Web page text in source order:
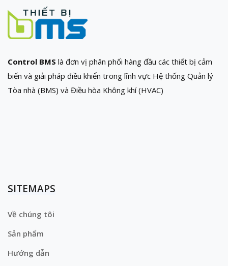
Control BMS là đơn vị phân phối hàng đầu các thiết bị cảm
biến và giải pháp điều khiển trong lĩnh vực Hệ thống Quản lý
Tòa nhà (BMS) và Điều hòa Không khí (HVAC)
SITEMAPS
Về chúng tôi
Sản phẩm
Hướng dẫn